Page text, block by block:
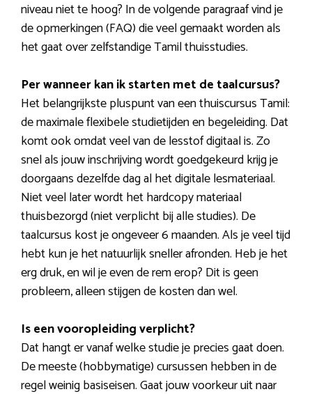
niveau niet te hoog? In de volgende paragraaf vind je
de opmerkingen (FAQ) die veel gemaakt worden als
het gaat over zelfstandige Tamil thuisstudies.
Per wanneer kan ik starten met de taalcursus?
Het belangrijkste pluspunt van een thuiscursus Tamil:
de maximale flexibele studietijden en begeleiding. Dat
komt ook omdat veel van de lesstof digitaal is. Zo
snel als jouw inschrijving wordt goedgekeurd krijg je
doorgaans dezelfde dag al het digitale lesmateriaal.
Niet veel later wordt het hardcopy materiaal
thuisbezorgd (niet verplicht bij alle studies). De
taalcursus kost je ongeveer 6 maanden. Als je veel tijd
hebt kun je het natuurlijk sneller afronden. Heb je het
erg druk, en wil je even de rem erop? Dit is geen
probleem, alleen stijgen de kosten dan wel.
Is een vooropleiding verplicht?
Dat hangt er vanaf welke studie je precies gaat doen.
De meeste (hobbymatige) cursussen hebben in de
regel weinig basiseisen. Gaat jouw voorkeur uit naar